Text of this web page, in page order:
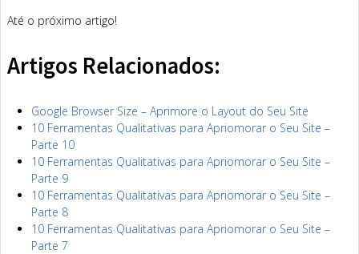
Até o próximo artigo!
Artigos Relacionados:
Google Browser Size – Aprimore o Layout do Seu Site
10 Ferramentas Qualitativas para Apriomorar o Seu Site –
Parte 10
10 Ferramentas Qualitativas para Apriomorar o Seu Site –
Parte 9
10 Ferramentas Qualitativas para Apriomorar o Seu Site –
Parte 8
10 Ferramentas Qualitativas para Apriomorar o Seu Site –
Parte 7